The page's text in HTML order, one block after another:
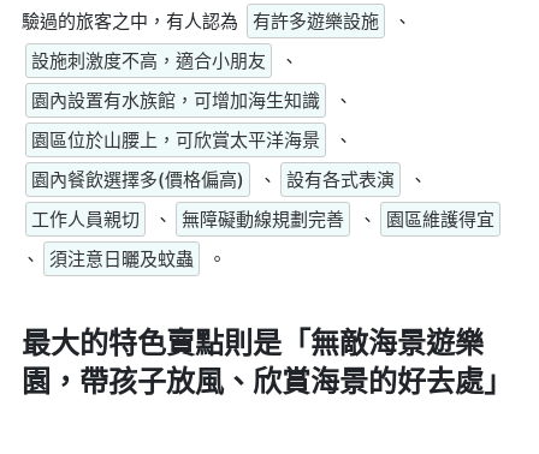
驗過的旅客之中，有人認為
有許多遊樂設施
、
設施刺激度不高，適合小朋友
、
園內設置有水族館，可增加海生知識
、
園區位於山腰上，可欣賞太平洋海景
、
園內餐飲選擇多(價格偏高)
、 設有各式表演
、
工作人員親切
、 無障礙動線規劃完善 、
園區維護得宜
、
須注意日曬及蚊蟲 。
最大的特色賣點則是「無敵海景遊樂
園，帶孩子放風、欣賞海景的好去處」